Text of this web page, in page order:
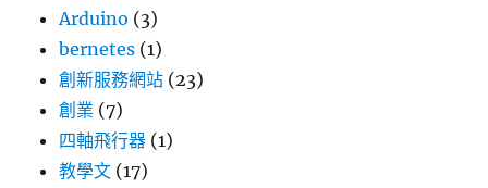
Arduino (3)
bernetes (1)
創新服務網站 (23)
創業 (7)
四軸飛行器 (1)
教學文 (17)